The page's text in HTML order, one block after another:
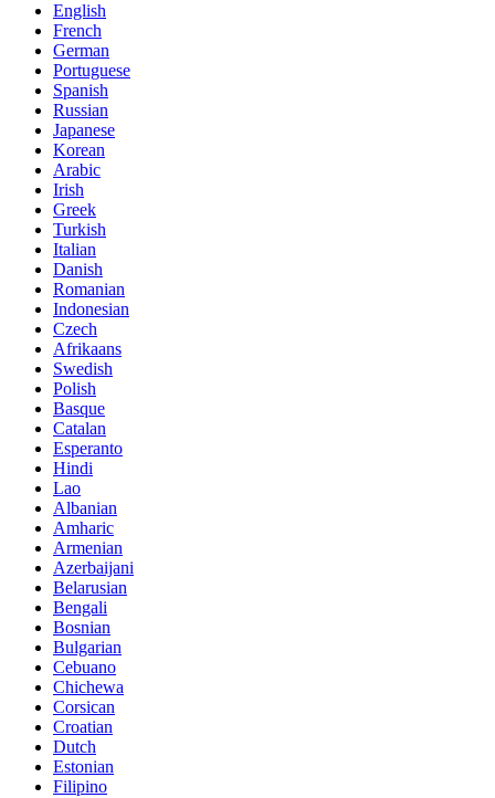
English
French
German
Portuguese
Spanish
Russian
Japanese
Korean
Arabic
Irish
Greek
Turkish
Italian
Danish
Romanian
Indonesian
Czech
Afrikaans
Swedish
Polish
Basque
Catalan
Esperanto
Hindi
Lao
Albanian
Amharic
Armenian
Azerbaijani
Belarusian
Bengali
Bosnian
Bulgarian
Cebuano
Chichewa
Corsican
Croatian
Dutch
Estonian
Filipino